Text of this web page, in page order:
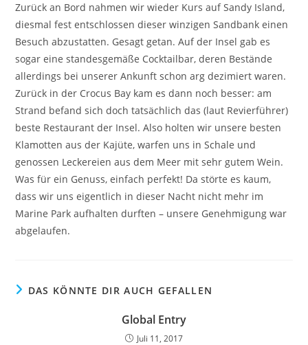
Zurück an Bord nahmen wir wieder Kurs auf Sandy Island,
diesmal fest entschlossen dieser winzigen Sandbank einen
Besuch abzustatten. Gesagt getan. Auf der Insel gab es
sogar eine standesgemäße Cocktailbar, deren Bestände
allerdings bei unserer Ankunft schon arg dezimiert waren.
Zurück in der Crocus Bay kam es dann noch besser: am
Strand befand sich doch tatsächlich das (laut Revierführer)
beste Restaurant der Insel. Also holten wir unsere besten
Klamotten aus der Kajüte, warfen uns in Schale und
genossen Leckereien aus dem Meer mit sehr gutem Wein.
Was für ein Genuss, einfach perfekt! Da störte es kaum,
dass wir uns eigentlich in dieser Nacht nicht mehr im
Marine Park aufhalten durften – unsere Genehmigung war
abgelaufen.
DAS KÖNNTE DIR AUCH GEFALLEN
Global Entry
Juli 11, 2017